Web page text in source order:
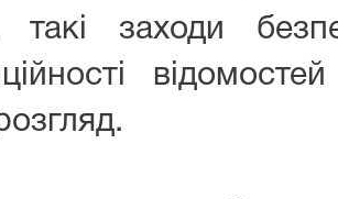
такі заходи